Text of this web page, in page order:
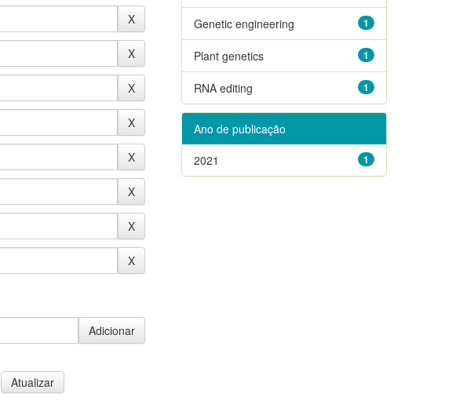
1
Genetic engineering
1
Plant genetics
1
RNA editing
Ano de publicação
1
2021